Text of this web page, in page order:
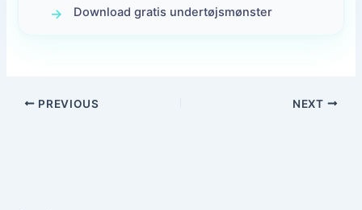
Download gratis undertøjsmønster
PREVIOUS NEXT